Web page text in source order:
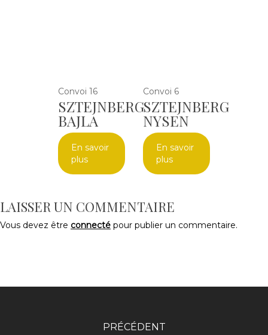
Convoi 16
SZTEJNBERG
BAJLA
En savoir
plus
Convoi 6
SZTEJNBERG
NYSEN
En savoir
plus
LAISSER UN COMMENTAIRE
Vous devez être connecté pour publier un commentaire.
PRÉCÉDENT